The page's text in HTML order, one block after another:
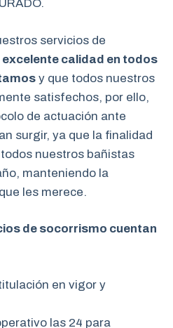
servicios de
excelente calidad en todos
y que todos nuestros
satisfechos, por ello,
de actuación ante
surgir, ya que la finalidad
nuestros bañistas
manteniendo la
les merece.
de socorrismo cuentan
en vigor y
las 24 para